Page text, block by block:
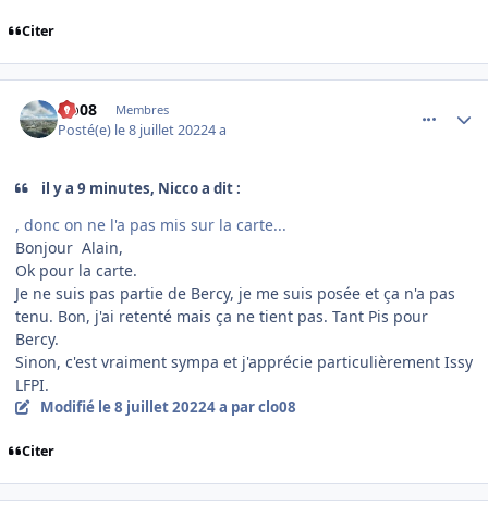
Citer
clo08 Membres
Posté(e) le 8 juillet 20224 a
il y a 9 minutes, Nicco a dit :
, donc on ne l'a pas mis sur la carte...
Bonjour Alain,
Ok pour la carte.
Je ne suis pas partie de Bercy, je me suis posée et ça n'a pas
tenu. Bon, j'ai retenté mais ça ne tient pas. Tant Pis pour
Bercy.
Sinon, c'est vraiment sympa et j'apprécie particulièrement Issy
LFPI.
Modifié le 8 juillet 20224 a par clo08
Citer